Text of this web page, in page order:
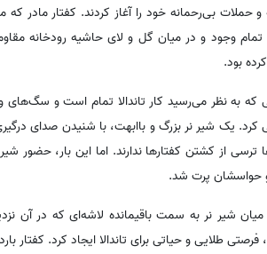
و حملات بی‌رحمانه خود را آغاز کردند. کفتار مادر
تمام وجود و در میان گل و لای حاشیه رودخانه
بود.
که به نظر می‌رسید کار تاندالا تمام است و سگ‌های
کرد. یک شیر نر بزرگ و باابهت، با شنیدن صدای
ترسی از کشتن کفتارها ندارند. اما این بار، حضور
حواسشان پرت شد.
میان شیر نر به سمت باقیمانده لاشه‌ای که در آن
طلایی و حیاتی برای تاندالا ایجاد کرد. کفتار